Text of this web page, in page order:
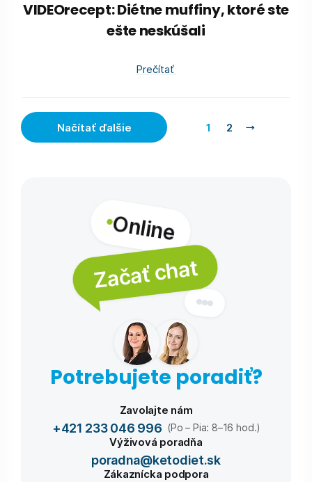
VIDEOrecept: Diétne muffiny, ktoré ste
ešte neskúšali
Prečítať
Načítať ďalšie 1 2
Online
Začať chat
Potrebujete poradiť?
Zavolajte nám
+421 233 046 996 (Po – Pia: 8–16 hod.)
Výživová poradňa
poradna@ketodiet.sk
Zákaznícka podpora